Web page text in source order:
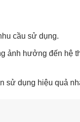
cầu sử dụng.
ảnh hưởng đến hệ
sử dụng hiệu quả